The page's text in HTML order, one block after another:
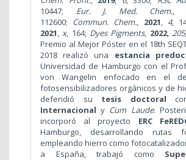
10447; Eur. J. Med. Chem.,
112600; Commun. Chem., 2021, 4,
2021,x, 164; Dyes Pigments, 2022,205
Premio al Mejor Póster en el 18th
2018 realizó una estancia
Universidad de Hamburgo con el
von Wangelin enfocado en el
fotosensibilizadores orgánicos y de
defendió su tesis doctoral
Internacional y Cum Laude.
incorporó al proyecto ERC
Hamburgo, desarrollando rutas
empleando hierro como
a España, trabajó como